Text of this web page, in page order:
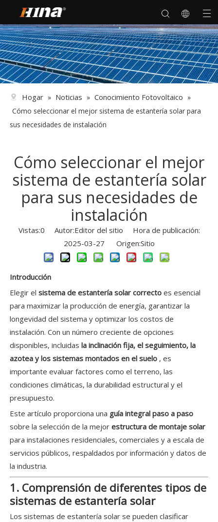
Hogar » Noticias » Conocimiento Fotovoltaico »
Cómo seleccionar el mejor sistema de estantería solar para
sus necesidades de instalación
Cómo seleccionar el mejor
sistema de estantería solar
para sus necesidades de
instalación
Vistas:0 Autor:Editor del sitio Hora de publicación:
2025-03-27 Origen:Sitio
Introducción
Elegir el sistema de estantería solar correcto es esencial
para maximizar la producción de energía, garantizar la
longevidad del sistema y optimizar los costos de
instalación. Con un número creciente de opciones
disponibles, incluidas la inclinación fija, el seguimiento, la
azotea y los sistemas montados en el suelo , es
importante evaluar factores como el terreno, las
condiciones climáticas, la durabilidad estructural y el
presupuesto.
Este artículo proporciona una guía integral paso a paso
sobre la selección de la mejor estructura de montaje solar
para instalaciones residenciales, comerciales y a escala de
servicios públicos, respaldados por información y datos de
la industria.
1. Comprensión de diferentes tipos de
sistemas de estantería solar
Los sistemas de estantería solar se pueden clasificar